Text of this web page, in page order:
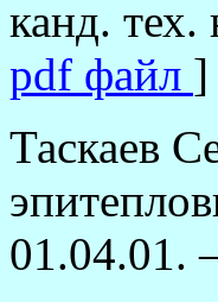
канд.
pdf файл ]
Таскаев
01.04.01.